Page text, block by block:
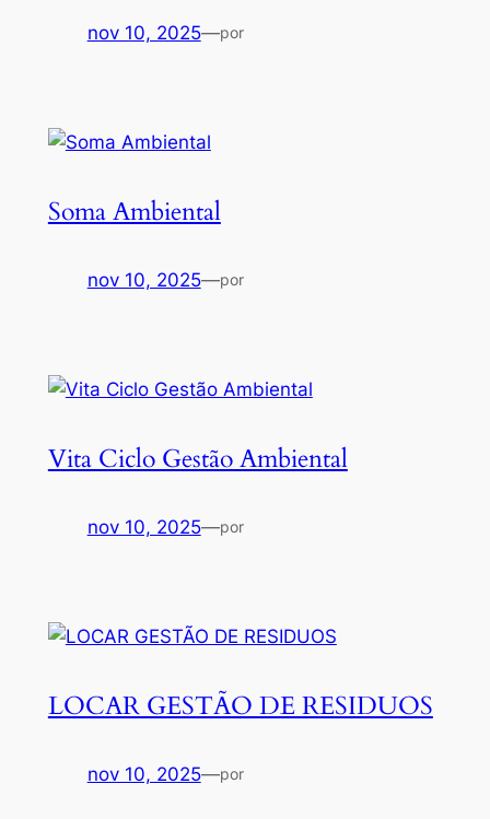
nov 10, 2025—por
Soma Ambiental
nov 10, 2025—por
Vita Ciclo Gestão Ambiental
nov 10, 2025—por
LOCAR GESTÃO DE RESIDUOS
nov 10, 2025—por